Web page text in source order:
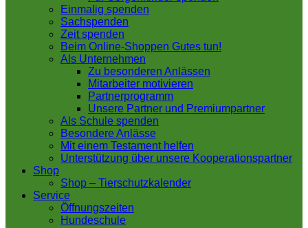
Einmalig spenden
Sachspenden
Zeit spenden
Beim Online-Shoppen Gutes tun!
Als Unternehmen
Zu besonderen Anlässen
Mitarbeiter motivieren
Partnerprogramm
Unsere Partner und Premiumpartner
Als Schule spenden
Besondere Anlässe
Mit einem Testament helfen
Unterstützung über unsere Kooperationspartner
Shop
Shop – Tierschutzkalender
Service
Öffnungszeiten
Hundeschule